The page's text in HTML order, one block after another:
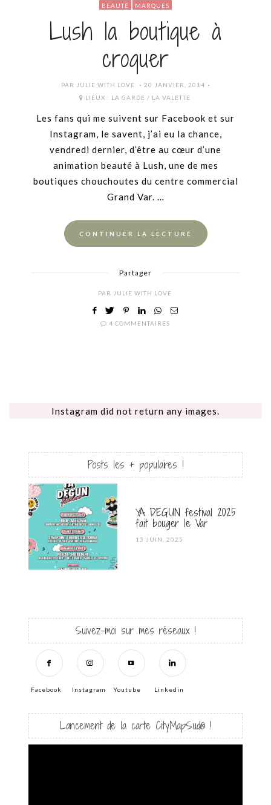
BEAUTÉ MARQUES
Lush la boutique à
croquer
PAR JULIE WITH LOVE
POSTED
ON
20 JANVIER, 2014
LIEUX : LA GARDE / LA VALETTE
Les fans qui me suivent sur Facebook et sur
Instagram, le savent, j’ai eu la chance,
vendredi dernier, d’être au cœur d’une
animation beauté à Lush, une de mes
boutiques chouchoutes du centre commercial
Grand Var. …
CONTINUER LA LECTURE
Partager
PAR JULIE WITH LOVE
4 COMMENTAIRES
Instagram did not return any images.
Posts les + populaires !
YA DEGUN festival 2025
fait bouger le Var
POSTED
13 JUIN, 2025
Suivez-moi sur mes réseaux !
Facebook Instagram Youtube Linkedin
Lancement de la carte CityMapSud® !